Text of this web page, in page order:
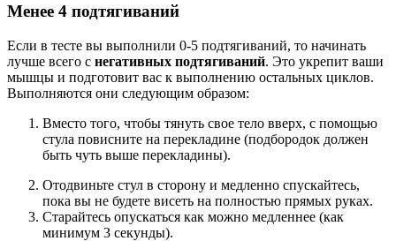
Менее 4 подтягиваний
Если в тесте вы выполнили 0-5 подтягиваний, то начинать
лучше всего с негативных подтягиваний. Это укрепит ваши
мышцы и подготовит вас к выполнению остальных циклов.
Выполняются они следующим образом:
Вместо того, чтобы тянуть свое тело вверх, с помощью
стула повисните на перекладине (подбородок должен
быть чуть выше перекладины).
Отодвиньте стул в сторону и медленно спускайтесь,
пока вы не будете висеть на полностью прямых руках.
Старайтесь опускаться как можно медленнее (как
минимум 3 секунды).